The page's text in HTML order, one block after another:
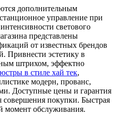
дополнительным
управление при
светового
представлены
от известных брендов
Привнести эстетику в
штрихом, эффектно
в стиле хай тек,
модерн, прованс,
Доступные цены и гарантия
покупки. Быстрая
момент обслуживания.